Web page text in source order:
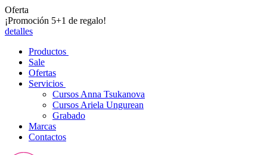
Oferta
¡Promoción 5+1 de regalo!
detalles
Productos
Sale
Ofertas
Servicios
Cursos Anna Tsukanova
Cursos Ariela Ungurean
Grabado
Marcas
Contactos